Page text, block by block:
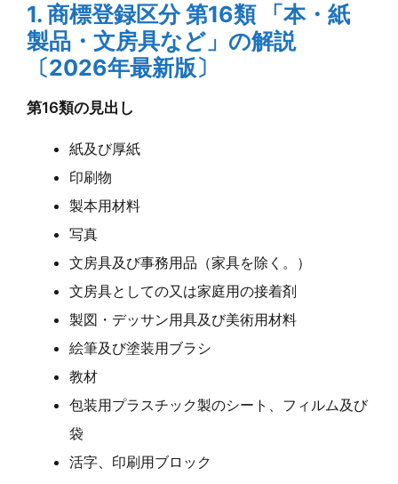
1. 商標登録区分 第16類 「本・紙
製品・文房具など」の解説
〔2026年最新版〕
第16類の見出し
紙及び厚紙
印刷物
製本用材料
写真
文房具及び事務用品（家具を除く。）
文房具としての又は家庭用の接着剤
製図・デッサン用具及び美術用材料
絵筆及び塗装用ブラシ
教材
包装用プラスチック製のシート、フィルム及び
袋
活字、印刷用ブロック